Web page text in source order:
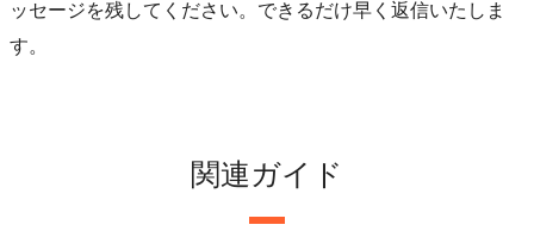
ッセージを残してください。できるだけ早く返信いたしま
す。
関連ガイド